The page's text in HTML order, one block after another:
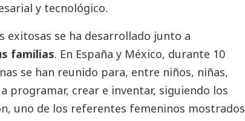
y tecnológico.
exitosas se ha desarrollado junto a
familias. En España y México, durante 10
se han reunido para, entre niños, niñas,
programar, crear e inventar, siguiendo los
uno de los referentes femeninos mostrados